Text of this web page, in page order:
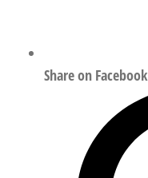
Share on Facebook